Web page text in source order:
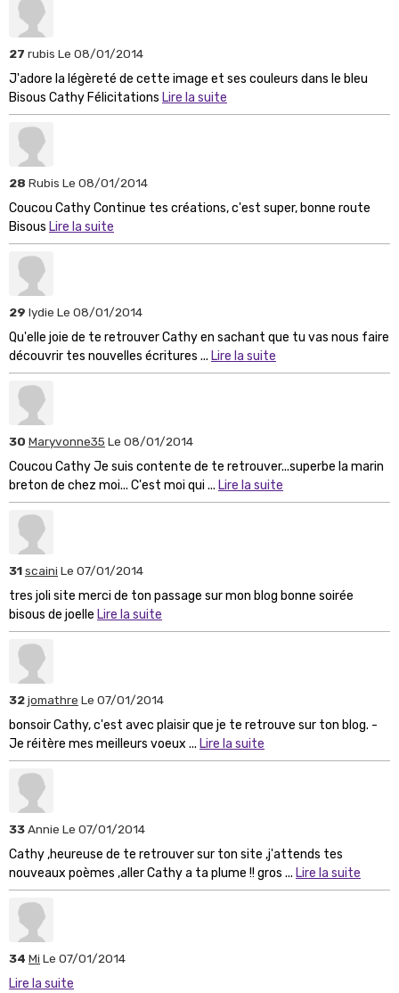
27 rubis Le 08/01/2014
J'adore la légèreté de cette image et ses couleurs dans le bleu
Bisous Cathy Félicitations Lire la suite
28 Rubis Le 08/01/2014
Coucou Cathy Continue tes créations, c'est super, bonne route
Bisous Lire la suite
29 lydie Le 08/01/2014
Qu'elle joie de te retrouver Cathy en sachant que tu vas nous faire
découvrir tes nouvelles écritures ... Lire la suite
30 Maryvonne35 Le 08/01/2014
Coucou Cathy Je suis contente de te retrouver...superbe la marin
breton de chez moi... C'est moi qui ... Lire la suite
31scaini Le 07/01/2014
tres joli site merci de ton passage sur mon blog bonne soirée
bisous de joelle Lire la suite
32jomathre Le 07/01/2014
bonsoir Cathy, c'est avec plaisir que je te retrouve sur ton blog. -
Je réitère mes meilleurs voeux ... Lire la suite
33Annie Le 07/01/2014
Cathy ,heureuse de te retrouver sur ton site ,j'attends tes
nouveaux poèmes ,aller Cathy a ta plume !! gros ... Lire la suite
34 Mi Le 07/01/2014
Lire la suite